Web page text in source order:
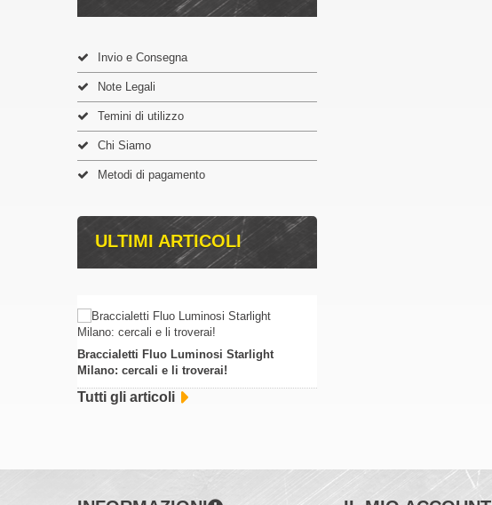
Invio e Consegna
Note Legali
Temini di utilizzo
Chi Siamo
Metodi di pagamento
ULTIMI ARTICOLI
Braccialetti Fluo Luminosi Starlight
Milano: cercali e li troverai!
Tutti gli articoli